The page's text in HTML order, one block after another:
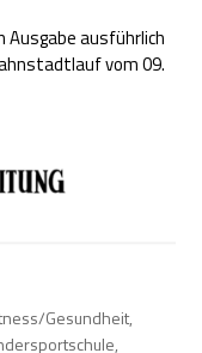
Ausgabe ausführlich
vom 09.
Gesundheit,
,